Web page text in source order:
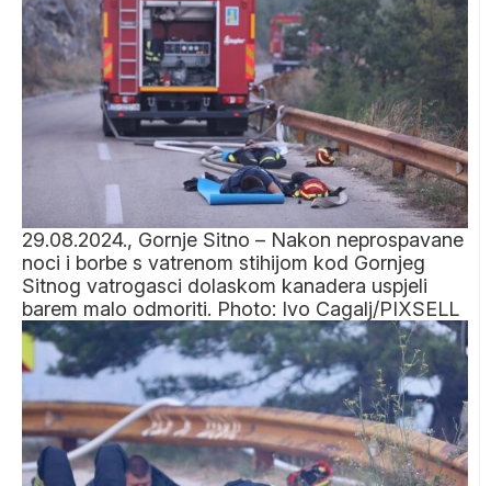
29.08.2024., Gornje Sitno – Nakon neprospavane
noci i borbe s vatrenom stihijom kod Gornjeg
Sitnog vatrogasci dolaskom kanadera uspjeli
barem malo odmoriti. Photo: Ivo Cagalj/PIXSELL